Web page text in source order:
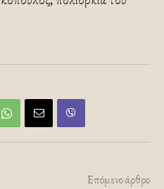
Επόμενο άρθρο